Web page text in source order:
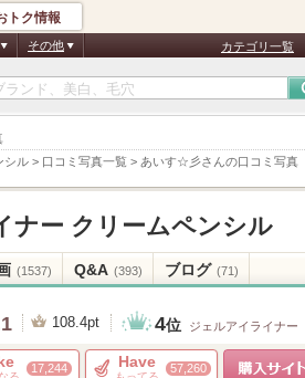
シル > 口コミ写真一覧 > あいす☆彡さんの口コミ写真
トク情報
その他 カテゴリ一覧
ナー クリームペンシル
(1537) Q&A (393) ブログ (71)
108.4pt 4位 ジェルアイライナー
17,244 Have 57,260